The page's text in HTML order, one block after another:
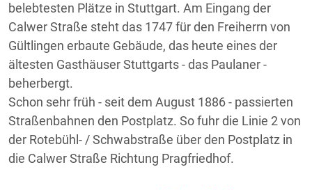
belebtesten Plätze in Stuttgart. Am Eingang der
Calwer Straße steht das 1747 für den Freiherrn von
Gültlingen erbaute Gebäude, das heute eines der
ältesten Gasthäuser Stuttgarts - das Paulaner -
beherbergt.
Schon sehr früh - seit dem August 1886 - passierten
Straßenbahnen den Postplatz. So fuhr die Linie 2 von
der Rotebühl- / Schwabstraße über den Postplatz in
die Calwer Straße Richtung Pragfriedhof.